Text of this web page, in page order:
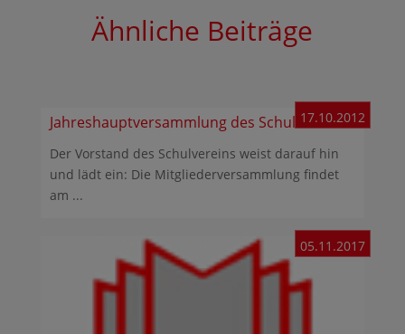
Ähnliche Beiträge
Jahreshauptversammlung des Schulvereins
17.10.2012
Der Vorstand des Schulvereins weist darauf hin
und lädt ein: Die Mitgliederversammlung findet
am ...
05.11.2017